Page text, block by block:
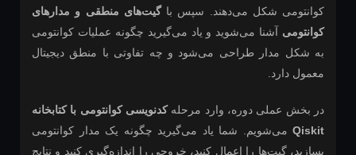
کوانتومی شکل می‌دهند. سپس باگیت‌های منطقی و مدارهای
کوانتومی آشنا می‌شوید و یاد می‌گیرید چگونه عملیات کوانتومی
به شکل مدار طراحی می‌شود و چه تفاوتی با منطق دیجیتال
معمول دارد.
در بخش عملی دوره، وارد مرحلهکدنویسی کوانتومی با کتابخانه
Qiskit می‌شویم. شما یاد می‌گیرید چگونه یک مدار کوانتومی
بسازید، گیت‌ها را اعمال کنید، خروجی را اندازه‌گیری کنید و نتایج